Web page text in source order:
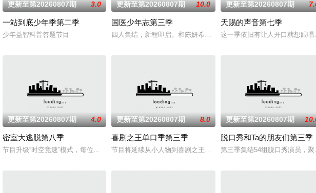
。节目集结全球实力唱将，在每周的直播比拼中高能开唱，
更新至第20260807期 3.0
一站到底少年季第二季
少年益智科普答题节目
更新至第20260807期 10.0
国医少年志第三季
四人集结，新程即启。和陈妍希、夏之光、高卿尘、李雅娟一起，走
更新至第20260807期
天赐的声音第七季
这一季依旧有让人开口就想跟唱
厨神级的美味将持续上演，每一道都值得期待，已经盼着开宴瞬
更新至第20260807期 4.0
密室大逃脱第八季
节目升级“时空竞速”模式，每位成员携带有限生存能量，时间分秒流逝，能量持续告急。他们需要突
更新至第20260807期 8.0
喜剧之王单口季第三季
节目将延续从小人物到喜剧之王的故事，汇聚来自全国各地脱口秀俱
更新至第20260807期
脱口秀和Ta的朋友们第三季
第三季集结54组脱口秀演员，